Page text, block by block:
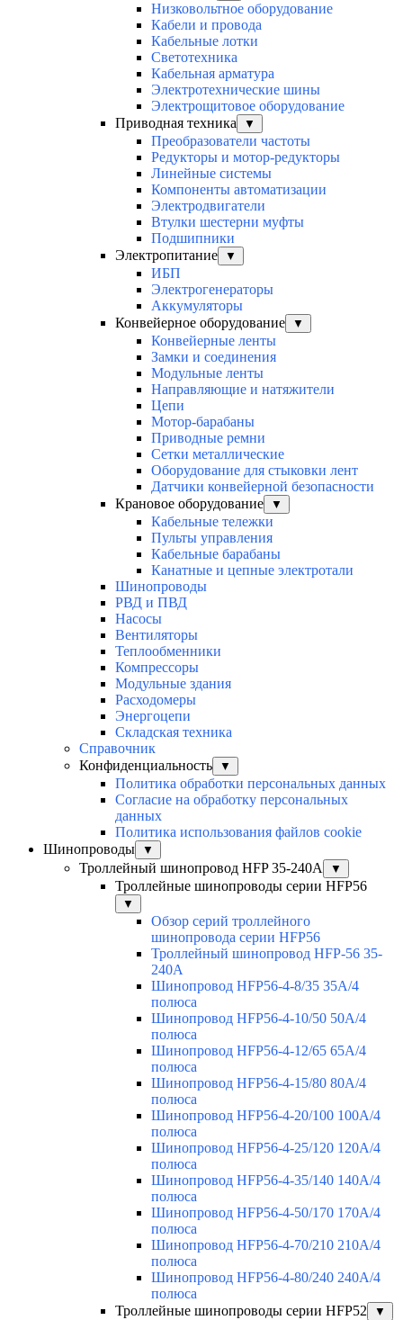
Низковольтное оборудование
Кабели и провода
Кабельные лотки
Светотехника
Кабельная арматура
Электротехнические шины
Электрощитовое оборудование
Приводная техника
▼
Преобразователи частоты
Редукторы и мотор-редукторы
Линейные системы
Компоненты автоматизации
Электродвигатели
Втулки шестерни муфты
Подшипники
Электропитание
▼
ИБП
Электрогенераторы
Аккумуляторы
Конвейерное оборудование
▼
Конвейерные ленты
Замки и соединения
Модульные ленты
Направляющие и натяжители
Цепи
Мотор-барабаны
Приводные ремни
Сетки металлические
Оборудование для стыковки лент
Датчики конвейерной безопасности
Крановое оборудование
▼
Кабельные тележки
Пульты управления
Кабельные барабаны
Канатные и цепные электротали
Шинопроводы
РВД и ПВД
Насосы
Вентиляторы
Теплообменники
Компрессоры
Модульные здания
Расходомеры
Энергоцепи
Складская техника
Справочник
Конфиденциальность
▼
Политика обработки персональных данных
Согласие на обработку персональных
данных
Политика использования файлов cookie
Шинопроводы
▼
Троллейный шинопровод HFP 35-240А ▼
Троллейные шинопроводы серии HFP56
▼
Обзор серий троллейного
шинопровода серии HFP56
Троллейный шинопровод HFP-56 35-
240А
Шинопровод HFP56-4-8/35 35А/4
полюса
Шинопровод HFP56-4-10/50 50А/4
полюса
Шинопровод HFP56-4-12/65 65А/4
полюса
Шинопровод HFP56-4-15/80 80А/4
полюса
Шинопровод HFP56-4-20/100 100А/4
полюса
Шинопровод HFP56-4-25/120 120А/4
полюса
Шинопровод HFP56-4-35/140 140А/4
полюса
Шинопровод HFP56-4-50/170 170А/4
полюса
Шинопровод HFP56-4-70/210 210А/4
полюса
Шинопровод HFP56-4-80/240 240А/4
полюса
Троллейные шинопроводы серии HFP52
▼